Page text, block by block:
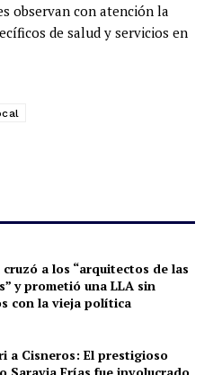
observan con atención la
de salud y servicios en
cruzó a los “arquitectos de las
y prometió una LLA sin
con la vieja política
a Cisneros: El prestigioso
Saravia Frías fue involucrado